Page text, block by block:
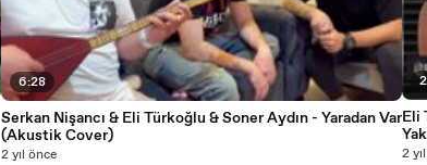
6:28
Serkan Nişancı & Eli Türkoğlu & Soner Aydın - Yaradan Var
(Akustik Cover)
2 yıl önce
Eli
2